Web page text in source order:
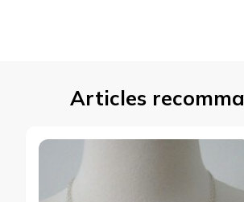
Articles